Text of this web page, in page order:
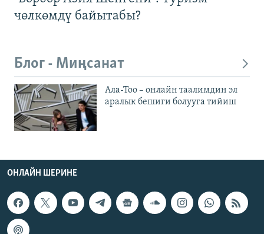
чөлкөмдү байытабы?
Блог - Миңсанат
Ала-Тоо – онлайн таалимдин эл
аралык бешиги болууга тийиш
ОНЛАЙН ШЕРИНЕ